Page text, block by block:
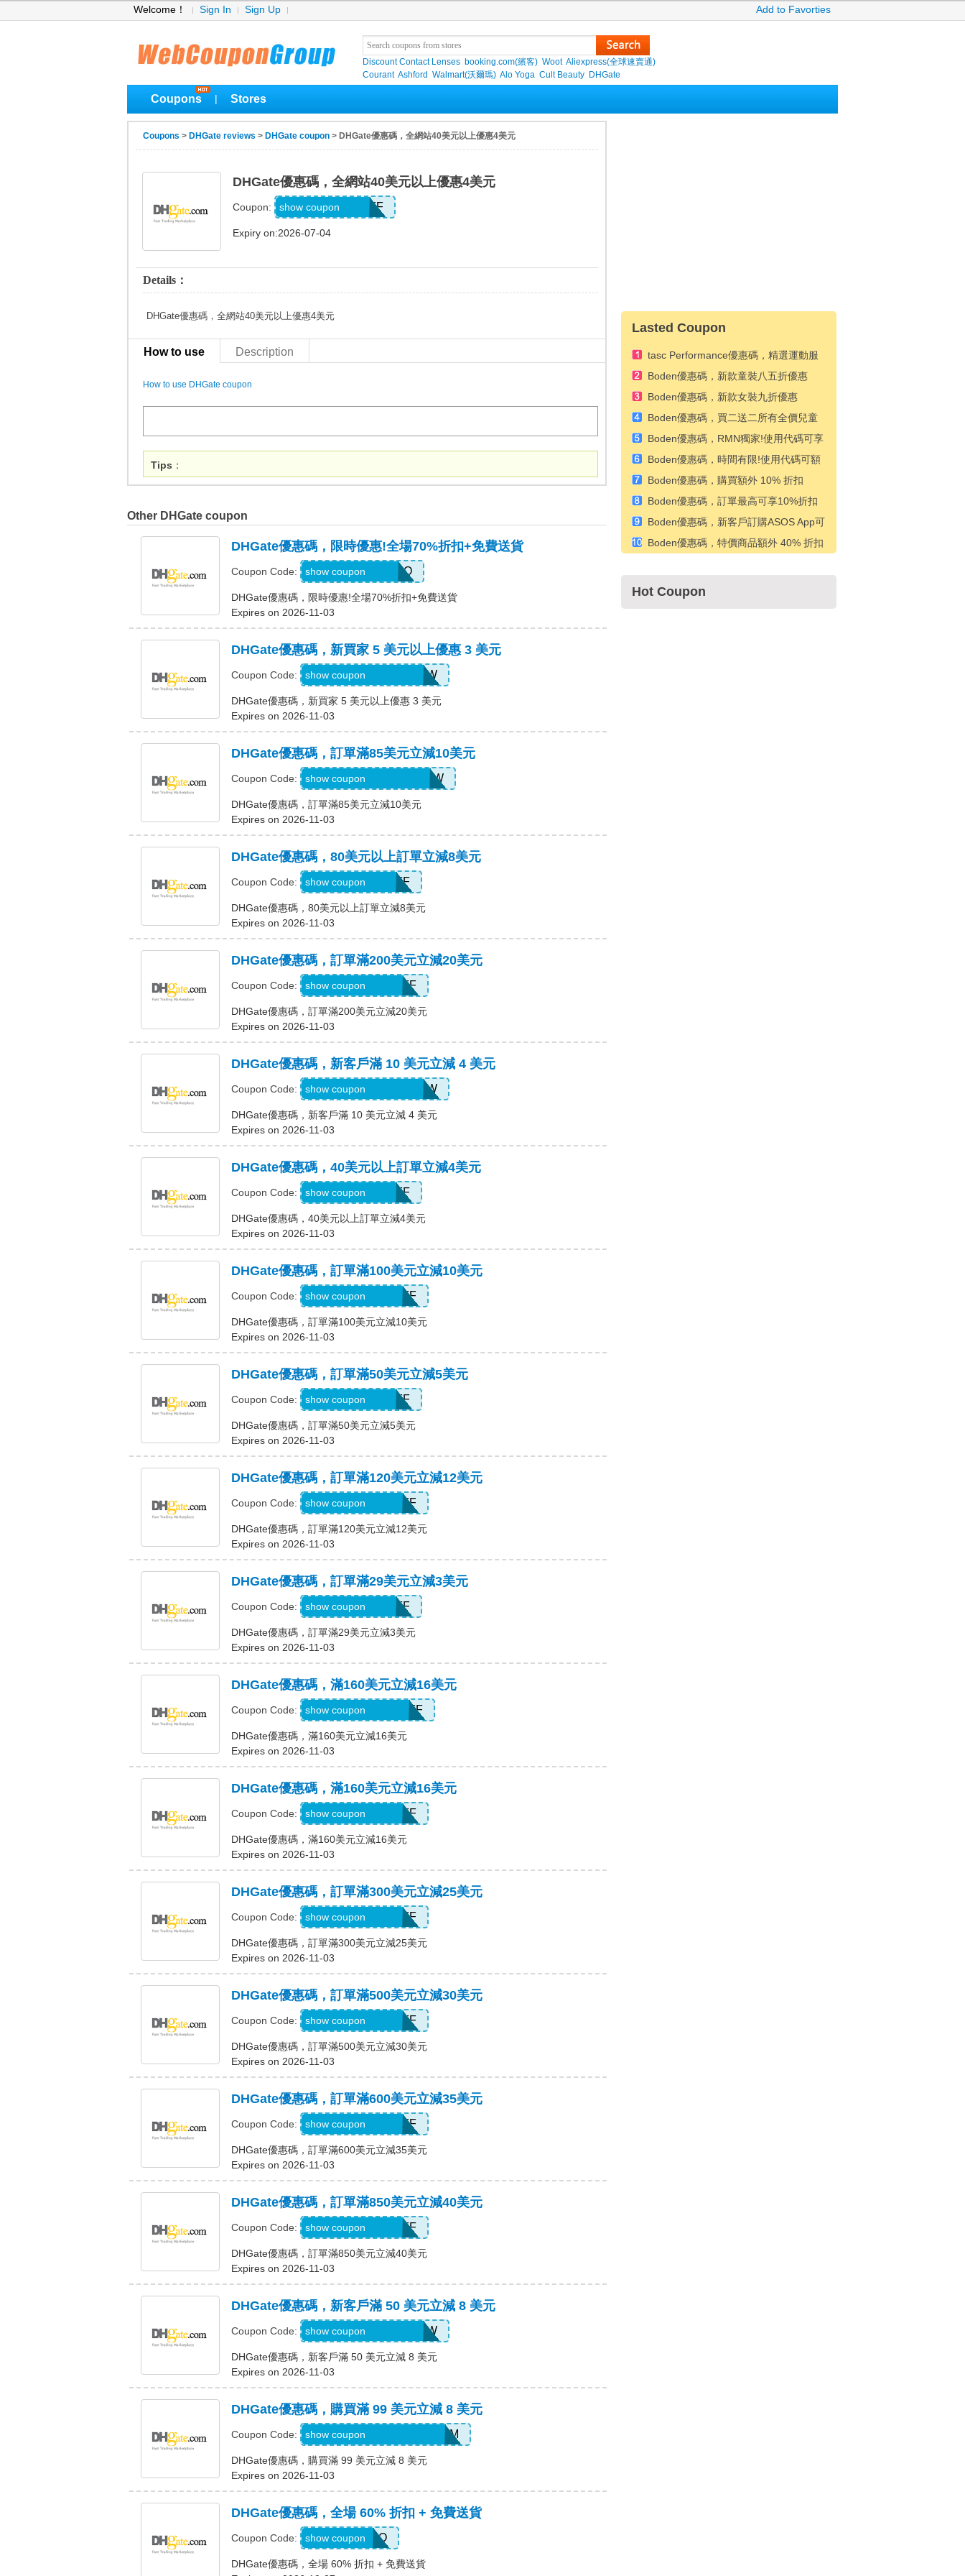
Welcome！ Sign In Sign Up Add to Favorties
Discount Contact Lenses booking.com(繽客) Woot Aliexpress(全球速賣通)
Courant Ashford Walmart(沃爾瑪) Alo Yoga Cult Beauty DHGate
Coupons Stores
Coupons > DHGate reviews > DHGate coupon > DHGate優惠碼，全網站40美元以上優惠4美元
DHGate優惠碼，全網站40美元以上優惠4美元
Coupon: DH2026APR4OFF
show coupon
Expiry on:2026-07-04
Details：
DHGate優惠碼，全網站40美元以上優惠4美元
How to use Description
How to use DHGate coupon
Tips ：
Other DHGate coupon
DHGate優惠碼，限時優惠!全場70%折扣+免費送貨
Coupon Code: AUGJENNARIZOO
show coupon
DHGate優惠碼，限時優惠!全場70%折扣+免費送貨
Expires on 2026-11-03
DHGate優惠碼，新買家 5 美元以上優惠 3 美元
Coupon Code: DH2026AUG3OFFNEW
show coupon
DHGate優惠碼，新買家 5 美元以上優惠 3 美元
Expires on 2026-11-03
DHGate優惠碼，訂單滿85美元立減10美元
Coupon Code: DH2026AUG10OFFNEW
show coupon
DHGate優惠碼，訂單滿85美元立減10美元
Expires on 2026-11-03
DHGate優惠碼，80美元以上訂單立減8美元
Coupon Code: DH2026AUG8OFF
show coupon
DHGate優惠碼，80美元以上訂單立減8美元
Expires on 2026-11-03
DHGate優惠碼，訂單滿200美元立減20美元
Coupon Code: DH2026AUG20OFF
show coupon
DHGate優惠碼，訂單滿200美元立減20美元
Expires on 2026-11-03
DHGate優惠碼，新客戶滿 10 美元立減 4 美元
Coupon Code: DH2026AUG4OFFNEW
show coupon
DHGate優惠碼，新客戶滿 10 美元立減 4 美元
Expires on 2026-11-03
DHGate優惠碼，40美元以上訂單立減4美元
Coupon Code: DH2026AUG4OFF
show coupon
DHGate優惠碼，40美元以上訂單立減4美元
Expires on 2026-11-03
DHGate優惠碼，訂單滿100美元立減10美元
Coupon Code: DH2026AUG10OFF
show coupon
DHGate優惠碼，訂單滿100美元立減10美元
Expires on 2026-11-03
DHGate優惠碼，訂單滿50美元立減5美元
Coupon Code: DH2026AUG5OFF
show coupon
DHGate優惠碼，訂單滿50美元立減5美元
Expires on 2026-11-03
DHGate優惠碼，訂單滿120美元立減12美元
Coupon Code: DH2026AUG12OFF
show coupon
DHGate優惠碼，訂單滿120美元立減12美元
Expires on 2026-11-03
DHGate優惠碼，訂單滿29美元立減3美元
Coupon Code: DH2026AUG3OFF
show coupon
DHGate優惠碼，訂單滿29美元立減3美元
Expires on 2026-11-03
DHGate優惠碼，滿160美元立減16美元
Coupon Code: DH2026AUG160OFF
show coupon
DHGate優惠碼，滿160美元立減16美元
Expires on 2026-11-03
DHGate優惠碼，滿160美元立減16美元
Coupon Code: DH2026AUG16OFF
show coupon
DHGate優惠碼，滿160美元立減16美元
Expires on 2026-11-03
DHGate優惠碼，訂單滿300美元立減25美元
Coupon Code: DH2026AUG25OFF
show coupon
DHGate優惠碼，訂單滿300美元立減25美元
Expires on 2026-11-03
DHGate優惠碼，訂單滿500美元立減30美元
Coupon Code: DH2026AUG30OFF
show coupon
DHGate優惠碼，訂單滿500美元立減30美元
Expires on 2026-11-03
DHGate優惠碼，訂單滿600美元立減35美元
Coupon Code: DH2026AUG35OFF
show coupon
DHGate優惠碼，訂單滿600美元立減35美元
Expires on 2026-11-03
DHGate優惠碼，訂單滿850美元立減40美元
Coupon Code: DH2026AUG40OFF
show coupon
DHGate優惠碼，訂單滿850美元立減40美元
Expires on 2026-11-03
DHGate優惠碼，新客戶滿 50 美元立減 8 美元
Coupon Code: DH2026AUG8OFFNEW
show coupon
DHGate優惠碼，新客戶滿 50 美元立減 8 美元
Expires on 2026-11-03
DHGate優惠碼，購買滿 99 美元立減 8 美元
Coupon Code: 9R9SGIGGIFKGJ3YPEFMM
show coupon
DHGate優惠碼，購買滿 99 美元立減 8 美元
Expires on 2026-11-03
DHGate優惠碼，全場 60% 折扣 + 免費送貨
Coupon Code: JENNARIZOO
show coupon
DHGate優惠碼，全場 60% 折扣 + 免費送貨
Lasted Coupon
tasc Performance優惠碼，精選運動服
八折優惠
Boden優惠碼，新款童裝八五折優惠
Boden優惠碼，新款女裝九折優惠
Boden優惠碼，買二送二所有全價兒童
款式
Boden優惠碼，RMN獨家!使用代碼可享
高達 50% 折扣 + 額外 15% 折扣
Boden優惠碼，時間有限!使用代碼可額
外享受 30% 折扣
Boden優惠碼，購買額外 10% 折扣
Boden優惠碼，訂單最高可享10%折扣
Boden優惠碼，新客戶訂購ASOS App可
享受20%折扣
Boden優惠碼，特價商品額外 40% 折扣
Hot Coupon